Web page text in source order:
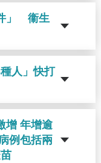
」 衞生
人」快打
增 年增逾
例包括兩